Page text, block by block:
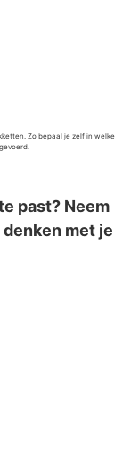
Zo bepaal je zelf in welke
past? Neem
met je